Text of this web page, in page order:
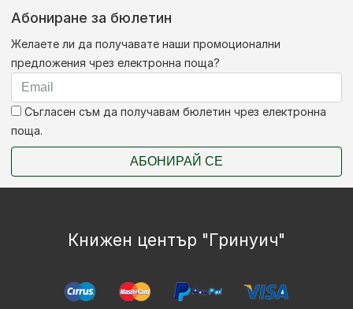
Абониране за бюлетин
Желаете ли да получавате наши промоционални
предложения чрез електронна поща?
Съгласен съм да получавам бюлетин чрез електронна
поща.
АБОНИРАЙ СЕ
Книжен център "Гринуич"